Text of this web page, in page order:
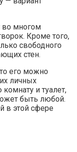
во многом
Кроме того,
свободного
стен.
его можно
личных
и туалет,
быть любой.
в этой сфере